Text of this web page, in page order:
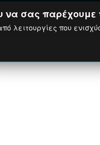
να σας παρέχουμε
λειτουργίες που